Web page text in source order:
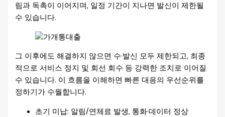
림과 독촉이 이어지며, 일정 기간이 지나면 발신이 제한될
수 있습니다.
그 이후에도 해결하지 않으면 수·발신 모두 제한되고, 최종
적으로 서비스 정지 및 회선 회수 등 강력한 조치로 이어질
수 있습니다. 이 흐름을 이해하면 빠른 대응의 우선순위를
정하기가 수월합니다.
초기 미납: 알림/연체료 발생, 통화·데이터 정상